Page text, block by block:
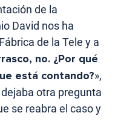
de la
David nos ha
de la Tele y a
no. ¿Por qué
está contando?»,
otra pregunta
se reabra el caso y